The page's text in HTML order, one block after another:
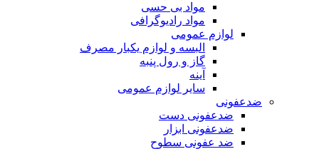
مواد بی حسی
مواد رادیوگرافی
لوازم عمومی
البسه و لوازم یکبار مصرف
گاز و رول پنبه
آینه
سایر لوازم عمومی
ضدعفونی
ضدعفونی دست
ضدعفونی ابزار
ضد عفونی سطوح